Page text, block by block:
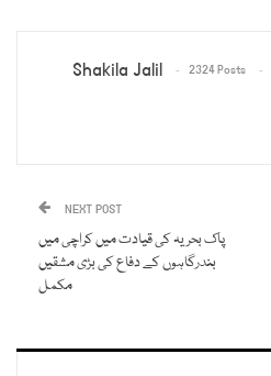
Shakila Jalil 2324 Posts
NEXT POST
پاک بحریہ کی قیادت میں کراچی میں
بندرگاہوں کے دفاع کی بڑی مشقیں
مکمل